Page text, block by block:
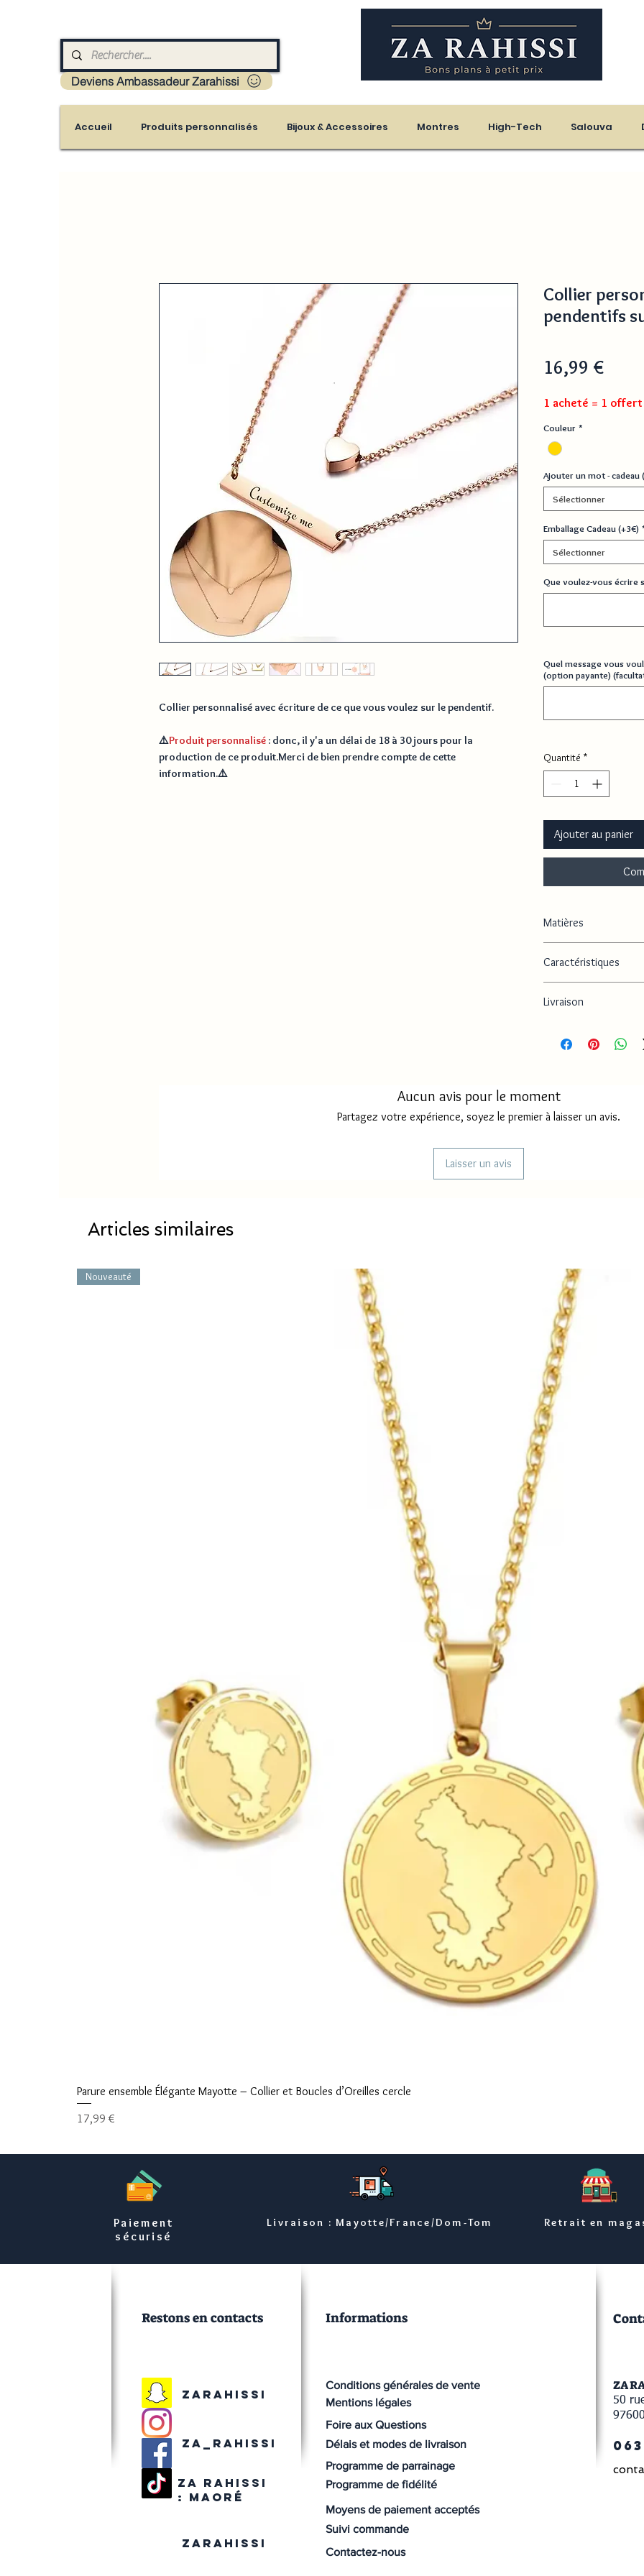
Livraison : Mayotte - France - La réunion - Guadeloupe - Martinique
Deviens Ambassadeur Zarahissi
Accueil Produits personnalisés Bijoux & Accessoires Montres High-Tech Salouva
Collier personnalisé avec écriture de ce que vous voulez sur le pendentif.
⚠️Produit personnalisé : donc, il y'a un délai de 18 à 30 jourspour la
production de ce produit.Merci de bien prendre compte de cette
information.⚠️
Collier
pendentifs
16,99 €Prix
1 acheté = 1 offert
Couleur *
Ajouter un mot - cadeau
Sélectionner
Emballage Cadeau (+3€)
Sélectionner
Que voulez-vous écrire
Quel message vous
(option payante)
Quantité *
Ajouter au panier
Matières
Caractéristiques
- Dimension pendentif
Livraison
Délai de production
Délai de livraison
Aucun avis pour le moment
Partagez votre expérience, soyez le premier à laisser un avis.
Laisser un avis
Articles similaires
Nouveauté
Parure ensemble Élégante Mayotte – Collier et Boucles d’Oreilles cercle
Prix
17,99 €
Paiement
sécurisé
Livraison : Mayotte/France/Dom-Tom Retrait en
Conditions générales de vente
Restons en contacts
Zarahissi
Mentions légales
Informations
Foire aux Questions
Délais et modes de livraison
Zarahissi
Programme de parrainage
Za rahissi
: maoré
Moyens de paiement acceptés
Contactez-nous
Programme de fidélité
Za_rahissi
Suivi commande
ZA
50